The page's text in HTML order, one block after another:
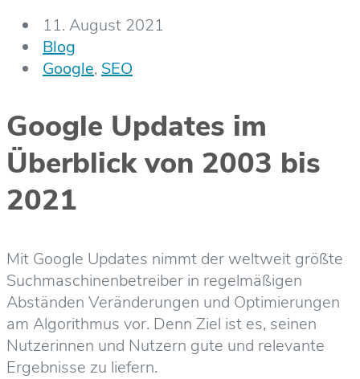
11. August 2021
Blog
Google, SEO
Google Updates im
Überblick von 2003 bis
2021
Mit Google Updates nimmt der weltweit größte
Suchmaschinenbetreiber in regelmäßigen
Abständen Veränderungen und Optimierungen
am Algorithmus vor. Denn Ziel ist es, seinen
Nutzerinnen und Nutzern gute und relevante
Ergebnisse zu liefern.